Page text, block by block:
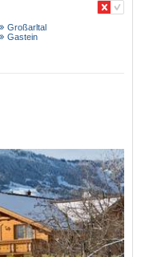
Großarltal
Gastein